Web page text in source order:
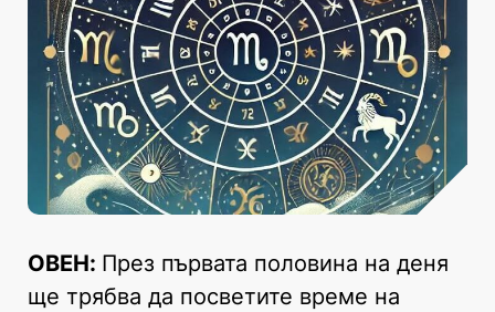
ОВЕН: През първата половина на деня
ще трябва да посветите време на